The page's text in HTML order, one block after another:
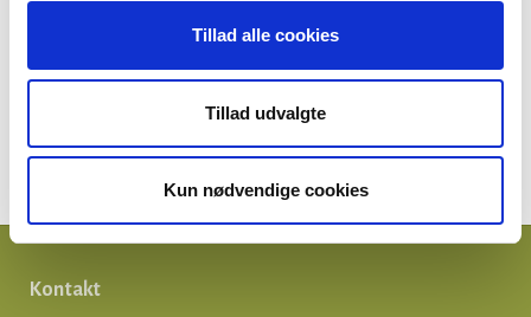
Tillad alle cookies
Tillad udvalgte
Kun nødvendige cookies
Løn og ansættelse
Præsteforeningen
Kontakt